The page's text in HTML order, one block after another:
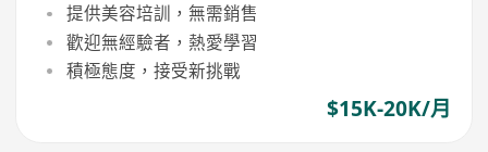
提供美容培訓，無需銷售
歡迎無經驗者，熱愛學習
積極態度，接受新挑戰
$15K-20K/月